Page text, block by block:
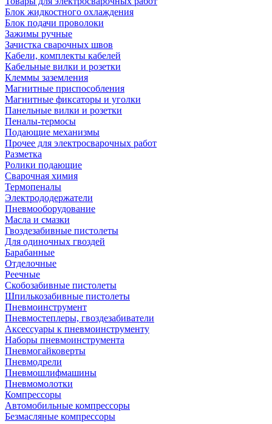
Блок жидкостного охлаждения
Блок подачи проволоки
Зажимы ручные
Зачистка сварочных швов
Кабели, комплекты кабелей
Кабельные вилки и розетки
Клеммы заземления
Магнитные приспособления
Магнитные фиксаторы и уголки
Панельные вилки и розетки
Пеналы-термосы
Подающие механизмы
Прочее для электросварочных работ
Разметка
Ролики подающие
Сварочная химия
Термопеналы
Электрододержатели
Пневмооборудование
Масла и смазки
Гвоздезабивные пистолеты
Для одиночных гвоздей
Барабанные
Отделочные
Реечные
Скобозабивные пистолеты
Шпилькозабивные пистолеты
Пневмоинструмент
Пневмостеплеры, гвоздезабиватели
Аксессуары к пневмоинструменту
Наборы пневмоинструмента
Пневмогайковерты
Пневмодрели
Пневмошлифмашины
Пневмомолотки
Компрессоры
Автомобильные компрессоры
Безмасляные компрессоры